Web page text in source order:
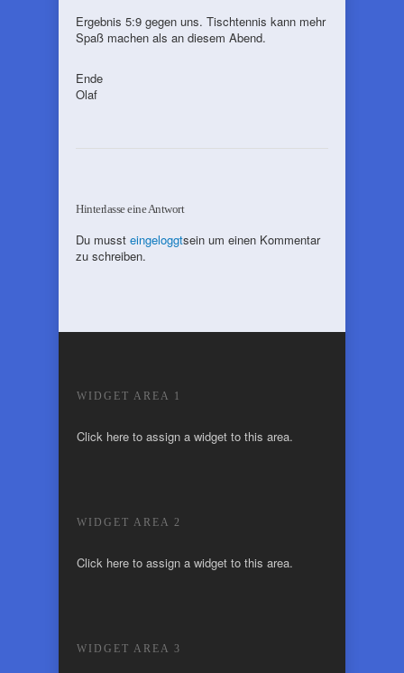
Ergebnis 5:9 gegen uns. Tischtennis kann mehr
Spaß machen als an diesem Abend.
Ende
Olaf
Hinterlasse eine Antwort
Du musst eingeloggtsein um einen Kommentar
zu schreiben.
WIDGET AREA 1
Click here to assign a widget to this area.
WIDGET AREA 2
Click here to assign a widget to this area.
WIDGET AREA 3